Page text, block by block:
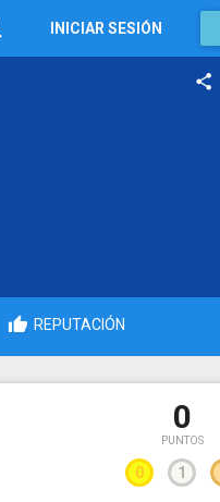
INICIAR SESIÓN
REPUTACIÓN
0
PUNTOS
0 1